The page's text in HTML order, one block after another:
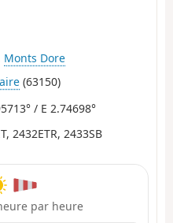
Monts Dore
(63150)
/ E 2.74698°
2432ETR, 2433SB
par heure